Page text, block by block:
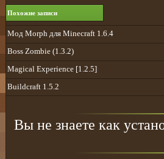
Похожие записи
Мод Morph для Minecraft 1.6.4
Boss Zombie (1.3.2)
Magical Experience [1.2.5]
Buildcraft 1.5.2
Вы не знаете как